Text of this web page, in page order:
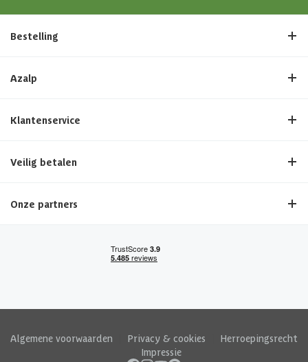
Bestelling
Azalp
Klantenservice
Veilig betalen
Onze partners
Algemene voorwaarden Privacy & cookies
Herroepingsrecht
Impressie